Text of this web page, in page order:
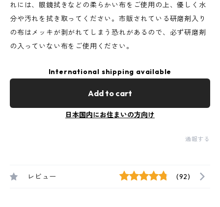
れには、眼鏡拭きなどの柔らかい布をご使用の上、優しく水
分や汚れを拭き取ってください。市販されている研磨剤入り
の布はメッキが剥がれてしまう恐れがあるので、必ず研磨剤
の入っていない布をご使用ください。
International shipping available
Add to cart
日本国内にお住まいの方向け
通報する
レビュー (92)